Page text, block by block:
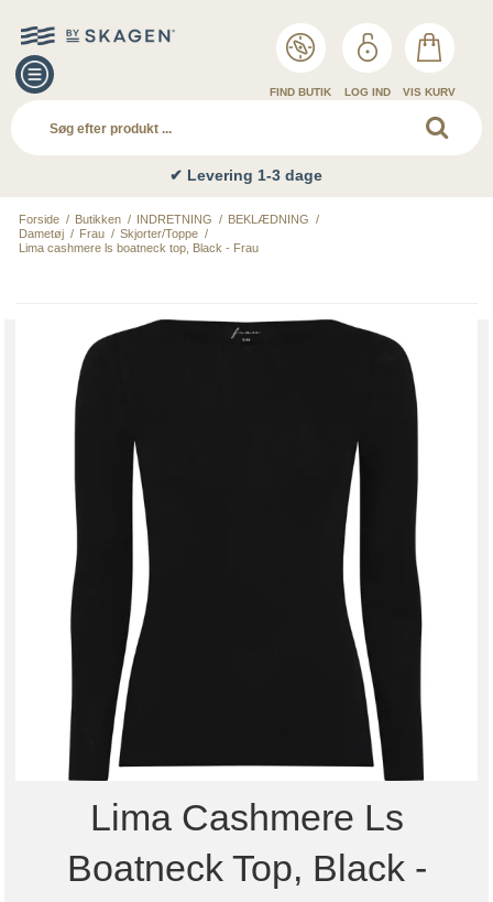
FIND BUTIK LOG IND VIS KURV
✔ Levering 1-3 dage
Forside / Butikken / INDRETNING / BEKLÆDNING /
Dametøj / Frau / Skjorter/Toppe /
Lima cashmere ls boatneck top, Black - Frau
Lima Cashmere Ls
Boatneck Top, Black -